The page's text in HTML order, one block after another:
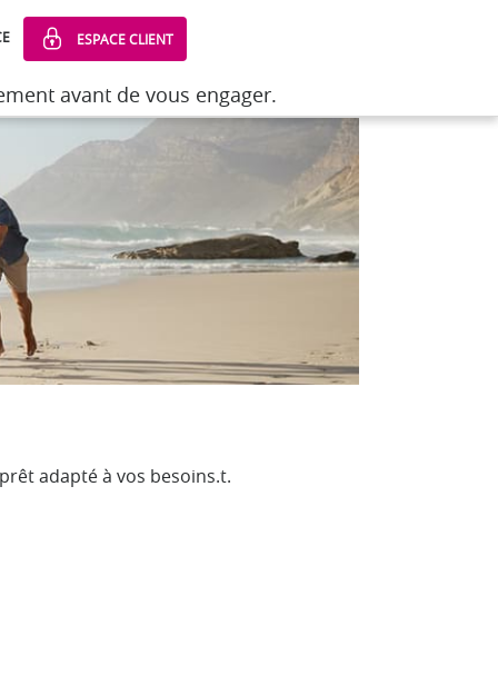
avant de vous engager.
ESPACE CLIENT
avant de vous engager.
adapté à vos besoins.t.